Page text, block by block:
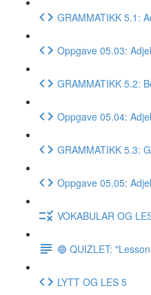
GRAMMATIKK 5.1:
Oppgave 05.03:
GRAMMATIKK 5.2:
Oppgave 05.04:
GRAMMATIKK 5.3:
Oppgave 05.05:
VOKABULAR OG
🔵 QUIZLET:
LYTT OG LES 5